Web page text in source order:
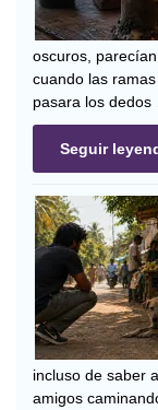
oscuros,
cuando las
pasara los
Seguir
incluso de saber
amigos